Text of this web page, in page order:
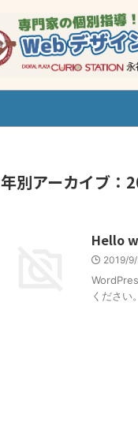
年別アーカイブ：
Hello
2019/
ください。